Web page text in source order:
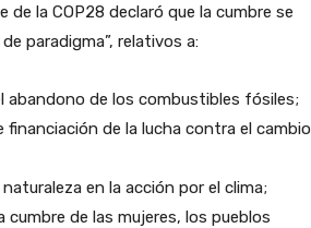
de la COP28 declaró que la cumbre se
paradigma”, relativos a:
abandono de los combustibles fósiles;
de la lucha contra el cambio
en la acción por el clima;
de las mujeres, los pueblos